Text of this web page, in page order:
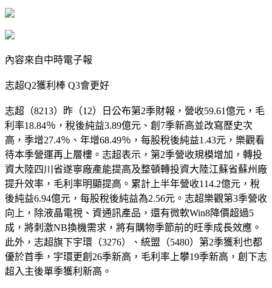
內容來自中時電子報
志超Q2獲利棒 Q3會更好
志超（8213）昨（12）日公布第2季財報，營收59.61億元，毛
利率18.84％，稅後純益3.89億元、創7季新高並改寫歷史次
高，季增27.4％、年增68.49％，每股稅後純益1.43元，樂觀看
待本季營運再上層樓。志超表示，第2季營收規模增加，轉投
資大陸四川省遂寧廠產能提高及整頓轉投資大陸江蘇省蘇州廠
提升效率，毛利率明顯提高。累計上半年營收114.2億元，稅
後純益6.94億元，每股稅後純益為2.56元。志超樂觀第3季營收
向上，除液晶電視、資通訊產品，還有微軟Win8降價超過5
成，將刺激NB換機需求，將有購物季節前的旺季成長效應。
此外，志超旗下宇環（3276）、統盟（5480）第2季獲利也都
優於首季，宇環更創26季新高，毛利率上攀19季新高，創下志
超入主後單季獲利新高。